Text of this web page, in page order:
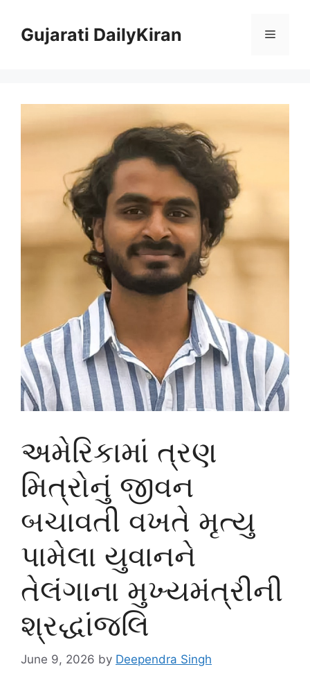
contentGujarati DailyKiran Menu
અમેરિકામાં ત્રણ
મિત્રોનું જીવન
બચાવતી વખતે મૃત્યુ
પામેલા યુવાનને
તેલંગાના મુખ્યમંત્રીની
શ્રદ્ધાંજલિ
June 9, 2026 by Deependra Singh